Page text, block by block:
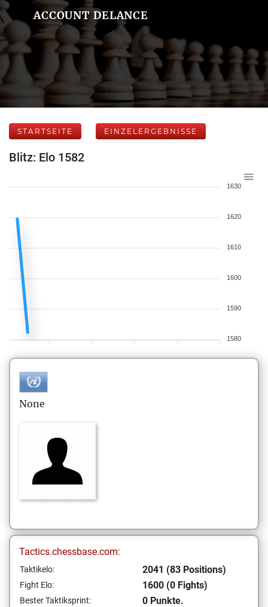
ACCOUNT DELANCE
STARTSEITE EINZELERGEBNISSE
Blitz: Elo 1582
1630
1620
1610
1600
1590
1580
None
Tactics.chessbase.com:
Taktikelo: 2041 (83 Positions)
Fight Elo: 1600 (0 Fights)
Bester Taktiksprint: 0 Punkte.